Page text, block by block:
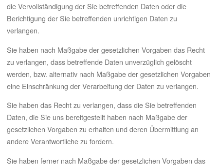
die Vervollständigung der Sie betreffenden Daten oder die
Berichtigung der Sie betreffenden unrichtigen Daten zu
verlangen.
Sie haben nach Maßgabe der gesetzlichen Vorgaben das Recht
zu verlangen, dass betreffende Daten unverzüglich gelöscht
werden, bzw. alternativ nach Maßgabe der gesetzlichen Vorgaben
eine Einschränkung der Verarbeitung der Daten zu verlangen.
Sie haben das Recht zu verlangen, dass die Sie betreffenden
Daten, die Sie uns bereitgestellt haben nach Maßgabe der
gesetzlichen Vorgaben zu erhalten und deren Übermittlung an
andere Verantwortliche zu fordern.
Sie haben ferner nach Maßgabe der gesetzlichen Vorgaben das